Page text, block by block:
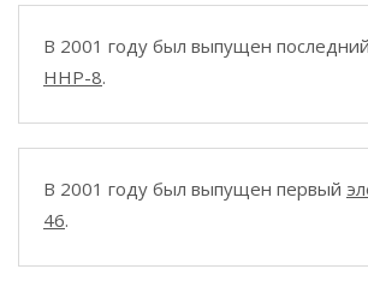
В 2001 году был выпущен последний
HHP-8.
В 2001 году был выпущен первый
46.